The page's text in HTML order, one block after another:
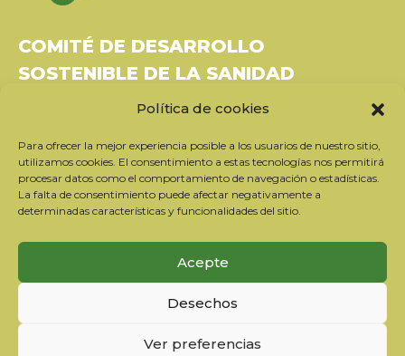
Política de cookies
Para ofrecer la mejor experiencia posible a los usuarios de nuestro sitio,
utilizamos cookies. El consentimiento a estas tecnologías nos permitirá
procesar datos como el comportamiento de navegación o estadísticas.
La falta de consentimiento puede afectar negativamente a
determinadas características y funcionalidades del sitio.
Acepte
Desechos
Ver preferencias
COMITÉ DE DESARROLLO
SOSTENIBLE DE LA SANIDAD
Bâtiment Le Rubixco, 1 rue Bernard Maris
Tel: 06 26 49 36 81 -
contact@c2ds.eu
TwitterLinkedIn
Youtube
Suscríbase a nuestro boletín
Nuestros socios
Contactar con el equipo
Información jurídica